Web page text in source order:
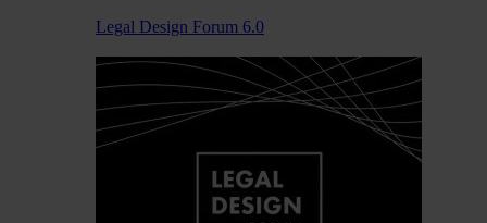
Legal Design Forum 6.0